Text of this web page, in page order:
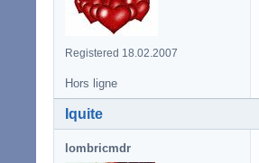
Registered 18.02.2007
Hors ligne
Iquite
lombricmdr